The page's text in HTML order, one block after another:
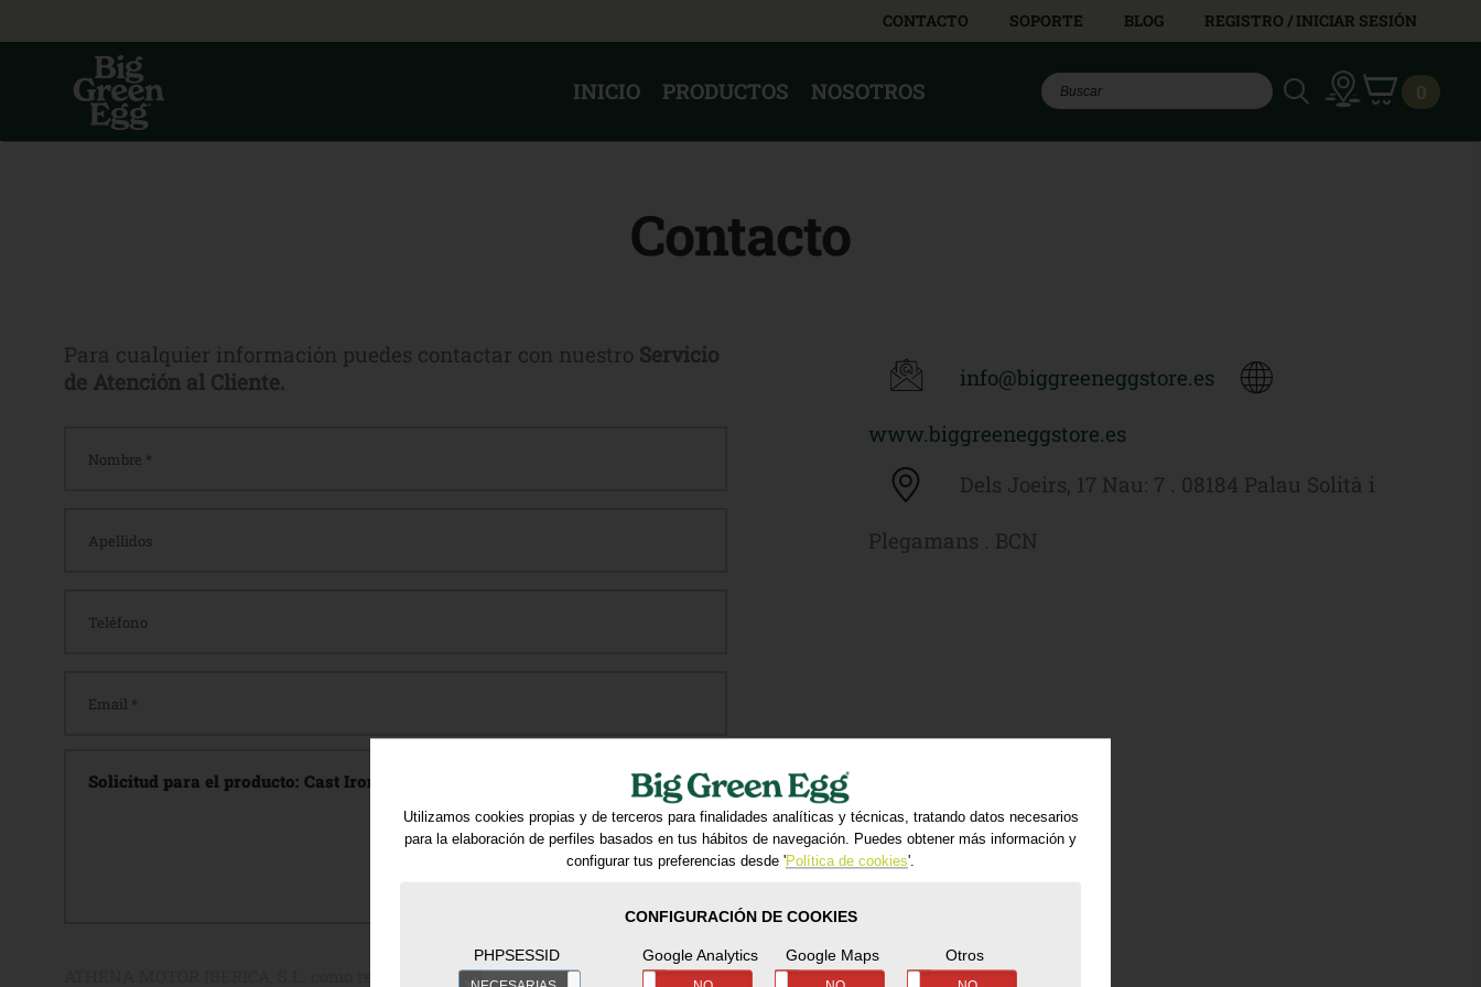
CONTACTO SOPORTE BLOG REGISTRO / INICIAR SESIÓN
INICIO PRODUCTOS NOSOTROS 0
Contacto
Para cualquier información puedes contactar con nuestro Servicio
de Atención al Cliente.
ATHENA MOTOR IBERICA, S.L. como responsable del tratamiento tratará tus datos
info@biggreeneggstore.es
www.biggreeneggstore.es
Dels Joeirs, 17 Nau: 7 . 08184 Palau Solità i
Plegamans . BCN
Utilizamos cookies propias y de terceros para finalidades analíticas y técnicas, tratando datos necesarios
para la elaboración de perfiles basados en tus hábitos de navegación. Puedes obtener más información y
configurar tus preferencias desde 'Política de cookies'.
CONFIGURACIÓN DE COOKIES
PHPSESSID Google Analytics Google Maps Otros